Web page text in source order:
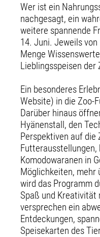
Wer ist ein
nachgesagt, ein
weitere spannende
14. Juni. Jeweils
Menge
Lieblingsspeisen
Ein besonderes
Website) in die Zoo-
Darüber hinaus
Hyänenstall, den
Perspektiven auf
Komodowaranen in
Möglichkeiten, mehr
wird das Programm
Spaß und Kreativität
versprechen ein
Entdeckungen,
Speisekarten des